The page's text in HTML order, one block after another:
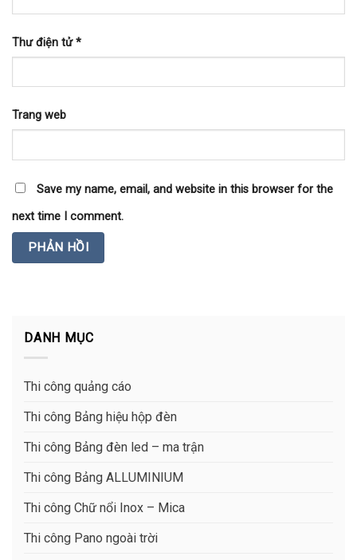
DANH MỤC
Thi công quảng cáo
Thi công Bảng hiệu hộp đèn
Thi công Bảng đèn led – ma trận
Thi công Bảng ALLUMINIUM
Thi công Chữ nổi Inox – Mica
Thi công Pano ngoài trời
Thư điện tử*
Trang web
Save my name, email, and website in this browser for the
next time I comment.